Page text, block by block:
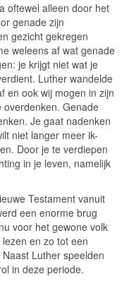
oftewel alleen door het
genade zijn
gezicht gekregen
weleens af wat genade
je krijgt niet wat je
Luther wandelde
en ook wij mogen in zijn
Genade
Je gaat nadenken
niet langer meer ik-
Door je te verdiepen
in je leven, namelijk
Testament vanuit
een enorme brug
voor het gewone volk
en zo tot een
Luther speelden
in deze periode.